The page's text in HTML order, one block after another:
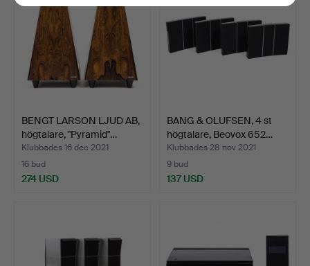
BENGT LARSON LJUD AB,
högtalare, "Pyramid"…
Klubbades 16 dec 2021
16 bud
274 USD
BANG & OLUFSEN, 4 st
högtalare, Beovox 652…
Klubbades 28 nov 2021
9 bud
137 USD